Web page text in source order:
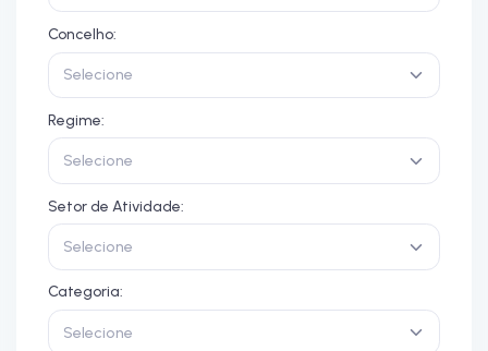
Concelho:
Selecione
Regime:
Selecione
Setor de Atividade:
Selecione
Categoria:
Selecione